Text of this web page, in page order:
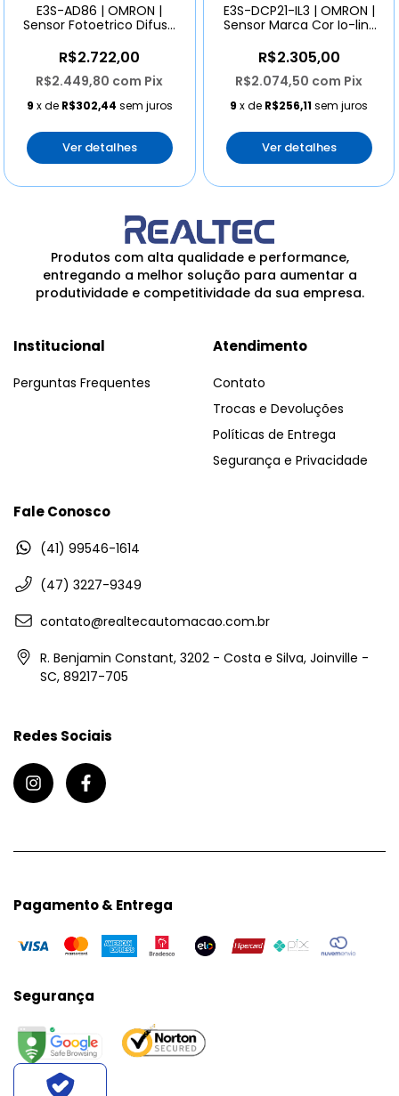
E3S-AD86 | OMRON |
Sensor Fotoetrico Difuso
M12
R$2.722,00
R$2.449,80 com Pix
9 x de R$302,44 sem juros
Ver detalhes
E3S-DCP21-IL3 | OMRON |
Sensor Marca Cor Io-link
R$2.305,00
R$2.074,50 com Pix
9 x de R$256,11 sem juros
Ver detalhes
Produtos com alta qualidade e performance,
entregando a melhor solução para aumentar a
produtividade e competitividade da sua empresa.
Institucional
Perguntas Frequentes
Atendimento
Contato
Trocas e Devoluções
Políticas de Entrega
Segurança e Privacidade
Fale Conosco
(41) 99546-1614
(47) 3227-9349
contato@realtecautomacao.com.br
R. Benjamin Constant, 3202 - Costa e Silva, Joinville -
SC, 89217-705
Redes Sociais
Pagamento & Entrega
Segurança